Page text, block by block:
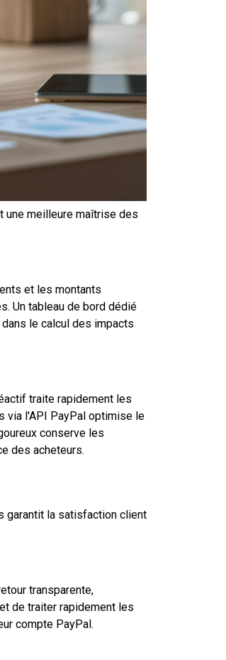
une meilleure maîtrise des
et les montants
Un tableau de bord dédié
le calcul des impacts
traite rapidement les
via l'API PayPal optimise le
conserve les
des acheteurs.
garantit la satisfaction client
transparente,
de traiter rapidement les
compte PayPal.